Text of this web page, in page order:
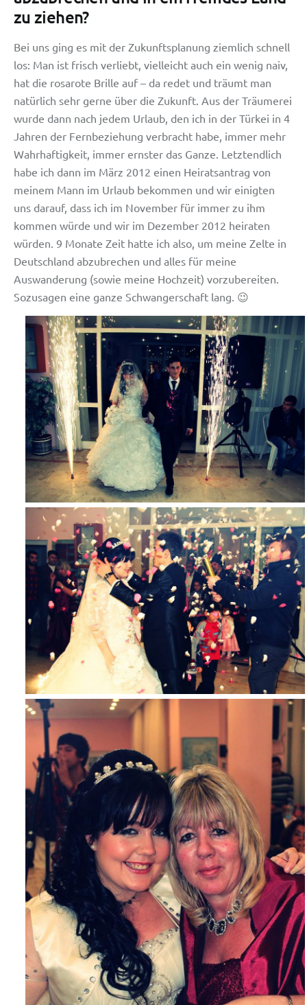
zu ziehen?
Bei uns ging es mit der Zukunftsplanung ziemlich schnell
los: Man ist frisch verliebt, vielleicht auch ein wenig naiv,
hat die rosarote Brille auf – da redet und träumt man
natürlich sehr gerne über die Zukunft. Aus der Träumerei
wurde dann nach jedem Urlaub, den ich in der Türkei in 4
Jahren der Fernbeziehung verbracht habe, immer mehr
Wahrhaftigkeit, immer ernster das Ganze. Letztendlich
habe ich dann im März 2012 einen Heiratsantrag von
meinem Mann im Urlaub bekommen und wir einigten
uns darauf, dass ich im November für immer zu ihm
kommen würde und wir im Dezember 2012 heiraten
würden. 9 Monate Zeit hatte ich also, um meine Zelte in
Deutschland abzubrechen und alles für meine
Auswanderung (sowie meine Hochzeit) vorzubereiten.
Sozusagen eine ganze Schwangerschaft lang. 😉